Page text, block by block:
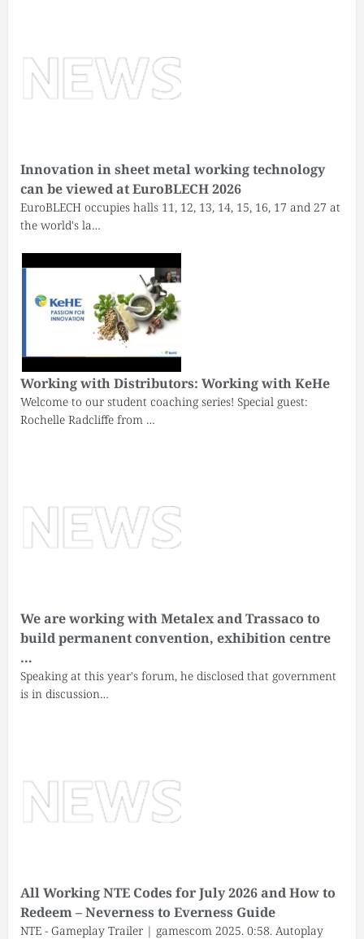
Innovation in sheet metal working technology
can be viewed at EuroBLECH 2026
EuroBLECH occupies halls 11, 12, 13, 14, 15, 16, 17 and 27 at
the world's la…
Working with Distributors: Working with KeHe
Welcome to our student coaching series! Special guest:
Rochelle Radcliffe from …
We are working with Metalex and Trassaco to
build permanent convention, exhibition centre
…
Speaking at this year's forum, he disclosed that government
is in discussion…
All Working NTE Codes for July 2026 and How to
Redeem – Neverness to Everness Guide
NTE - Gameplay Trailer | gamescom 2025. 0:58. Autoplay